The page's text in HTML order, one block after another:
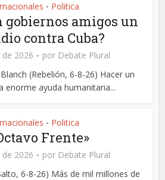
• Politica
amigos un
contra Cuba?
2026 por Debate Plural
(Rebelión, 6-8-26) Hacer un
enorme ayuda humanitaria...
• Politica
Frente»
2026 por Debate Plural
6-8-26) Más de mil millones de